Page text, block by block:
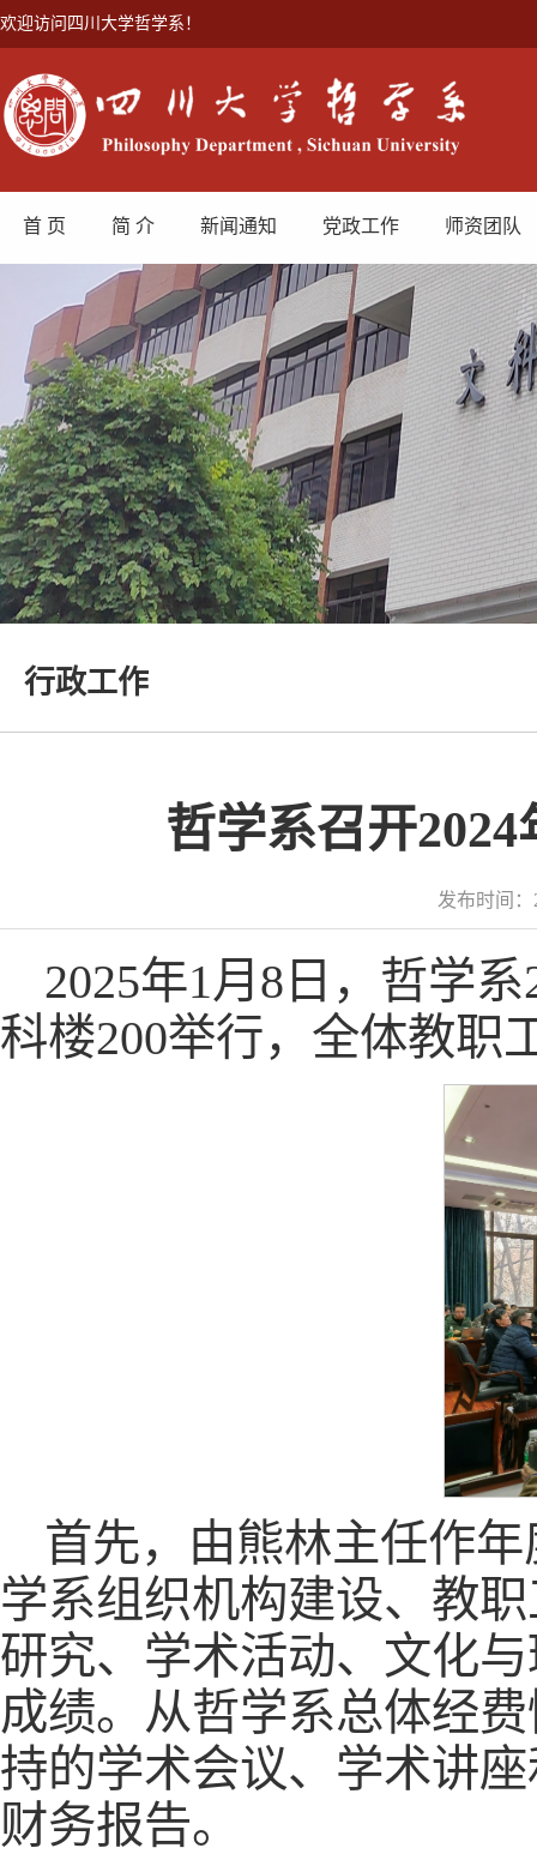
欢迎访问四川大学哲学系！
首 页 简 介 新闻通知 党政工作 师资团队
行政工作
哲学系召开
发布时间
2025年1月8日，哲学
科楼200举行，全体教职
首先，由熊林主任作
学系组织机构建设、教
研究、学术活动、文化
成绩。从哲学系总体经
持的学术会议、学术讲
财务报告。